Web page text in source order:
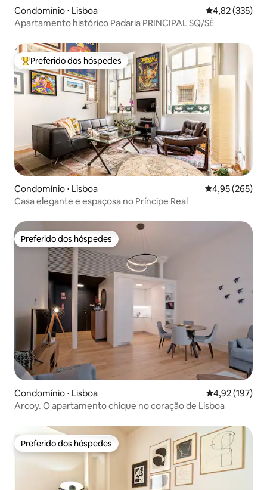
Condomínio ⋅ Lisboa 4,82 de uma
4,82 (335)
Apartamento histórico Padaria PRINCIPAL SQ/SÉ
Entre os melhores preferidos dos hóspedes
Preferido dos hóspedes
Condomínio ⋅ Lisboa 4,95 de uma
4,95 (265)
Casa elegante e espaçosa no Príncipe Real
Preferido dos hóspedes
Preferido dos hóspedes
Condomínio ⋅ Lisboa 4,92 de uma
4,92 (197)
Arcoy. O apartamento chique no coração de Lisboa
Preferido dos hóspedes
Preferido dos hóspedes